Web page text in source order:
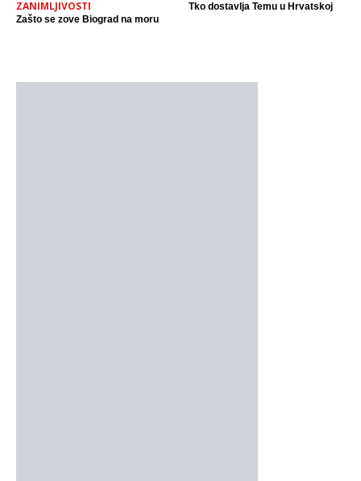
ZANIMLJIVOSTI
Zašto se zove Biograd na moru
Tko dostavlja Temu u Hrvatskoj